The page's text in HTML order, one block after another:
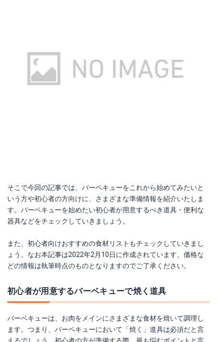
そこで今回の記事では、バーベキューをこれから始めてみたいと
いう方や初心者の方向けに、さまざまな準備情報を紹介いたしま
す。バーベキューを始めたい初心者が用意するべき道具・便利な
器具などをチェックしていきましょう。
また、初心者向けおすすめの食材リストもチェックしていきまし
ょう。なお本記事は2022年2月10日に作成されています。価格な
どの情報は執筆時点のものとなりますのでご了承ください。
初心者が用意するバーベキューで焼く道具
バーベキューは、お肉をメインにさまざまな食材を焼いて調理し
ます。つまり、バーベキューにおいて「焼く」道具は必須だと言